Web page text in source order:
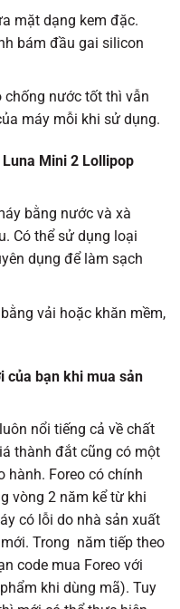
mặt dạng kem đặc.
bám đầu gai silicon
chống nước tốt thì vẫn
máy mỗi khi sử dụng.
Mini 2 Lollipop
bằng nước và xà
Có thể sử dụng loại
dụng để làm sạch
vải hoặc khăn mềm,
của bạn khi mua sản
nổi tiếng cả về chất
thành đắt cũng có một
hành. Foreo có chính
vòng 2 năm kể từ khi
có lỗi do nhà sản xuất
Trong năm tiếp theo
code mua Foreo với
khi dùng mã). Tuy